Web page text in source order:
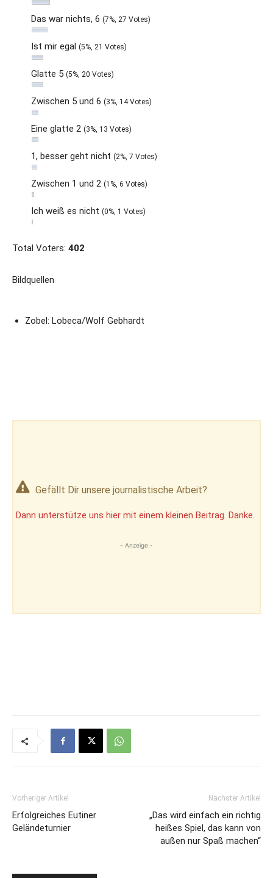
Das war nichts, 6 (7%, 27 Votes)
Ist mir egal (5%, 21 Votes)
Glatte 5 (5%, 20 Votes)
Zwischen 5 und 6 (3%, 14 Votes)
Eine glatte 2 (3%, 13 Votes)
1, besser geht nicht (2%, 7 Votes)
Zwischen 1 und 2 (1%, 6 Votes)
Ich weiß es nicht (0%, 1 Votes)
Total Voters: 402
Bildquellen
Zobel: Lobeca/Wolf Gebhardt
Gefällt Dir unsere journalistische Arbeit?
Dann unterstütze uns hier mit einem kleinen Beitrag. Danke.
- Anzeige -
Vorheriger Artikel
Erfolgreiches Eutiner
Geländeturnier
Nächster Artikel
„Das wird einfach ein richtig
heißes Spiel, das kann von
außen nur Spaß machen“